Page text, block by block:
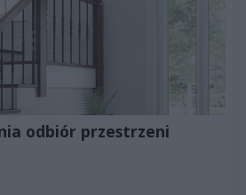
odbiór przestrzeni